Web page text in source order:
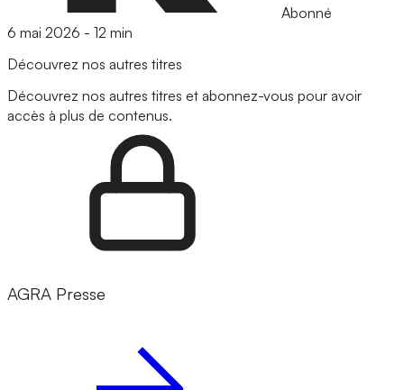
Abonné
6 mai 2026 - 12 min
Découvrez nos autres titres
Découvrez nos autres titres et abonnez-vous pour avoir
accès à plus de contenus.
AGRA Presse